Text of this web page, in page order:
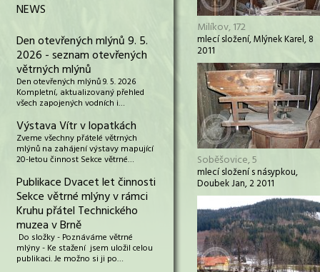
NEWS
Den otevřených mlýnů 9. 5.
2026 - seznam otevřených
větrných mlýnů
Den otevřených mlýnů 9. 5. 2026
Kompletní, aktualizovaný přehled
všech zapojených vodních i…
Výstava Vítr v lopatkách
Zveme všechny přátelé větrných
mlýnů na zahájení výstavy mapující
20-letou činnost Sekce větrné…
Publikace Dvacet let činnosti
Sekce větrné mlýny v rámci
Kruhu přátel Technického
muzea v Brně
Do složky - Poznáváme větrné
mlýny - Ke stažení jsem uložil celou
publikaci. Je možno si ji po…
Milíkov, 172
mlecí složení, Mlýnek Karel, 8
2011
Soběšovice, 5
mlecí složení s násypkou,
Doubek Jan, 2 2011